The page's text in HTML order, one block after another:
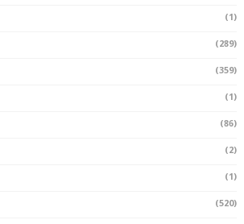
(1)
(289)
(359)
(1)
(86)
(2)
(1)
(520)